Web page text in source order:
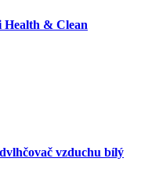
Health & Clean
vzduchu bílý